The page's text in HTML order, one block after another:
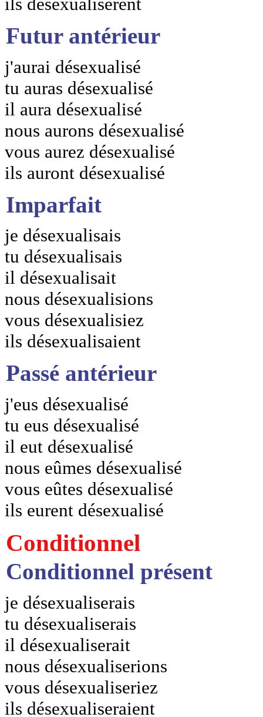
Futur antérieur
j'aurai désexualisé
tu auras désexualisé
il aura désexualisé
nous aurons désexualisé
vous aurez désexualisé
ils auront désexualisé
Imparfait
je désexualisais
tu désexualisais
il désexualisait
nous désexualisions
vous désexualisiez
ils désexualisaient
Passé antérieur
j'eus désexualisé
tu eus désexualisé
il eut désexualisé
nous eûmes désexualisé
vous eûtes désexualisé
ils eurent désexualisé
Conditionnel
Conditionnel présent
je désexualiserais
tu désexualiserais
il désexualiserait
nous désexualiserions
vous désexualiseriez
ils désexualiseraient